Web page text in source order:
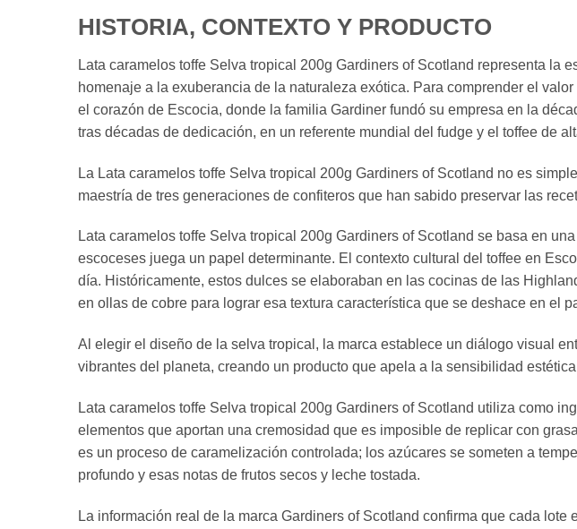
HISTORIA, CONTEXTO Y PRODUCTO
Lata caramelos toffe Selva tropical 200g Gardiners of Scotland representa
homenaje a la exuberancia de la naturaleza exótica. Para comprender el
el corazón de Escocia, donde la familia Gardiner fundó su empresa en la
tras décadas de dedicación, en un referente mundial del fudge y el toffee de
La Lata caramelos toffe Selva tropical 200g Gardiners of Scotland no es
maestría de tres generaciones de confiteros que han sabido preservar las
Lata caramelos toffe Selva tropical 200g Gardiners of Scotland se basa en
escoceses juega un papel determinante. El contexto cultural del toffee en
día. Históricamente, estos dulces se elaboraban en las cocinas de las
en ollas de cobre para lograr esa textura característica que se deshace en el
Al elegir el diseño de la selva tropical, la marca establece un diálogo visual
vibrantes del planeta, creando un producto que apela a la sensibilidad
Lata caramelos toffe Selva tropical 200g Gardiners of Scotland utiliza como
elementos que aportan una cremosidad que es imposible de replicar con
es un proceso de caramelización controlada; los azúcares se someten a
profundo y esas notas de frutos secos y leche tostada.
La información real de la marca Gardiners of Scotland confirma que cada